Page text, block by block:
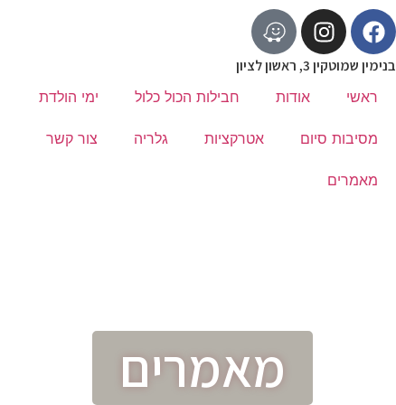
בנימין שמוטקין 3, ראשון לציון
ראשי אודות חבילות הכול כלול ימי הולדת
מסיבות סיום אטרקציות גלריה צור קשר
מאמרים
מאמרים